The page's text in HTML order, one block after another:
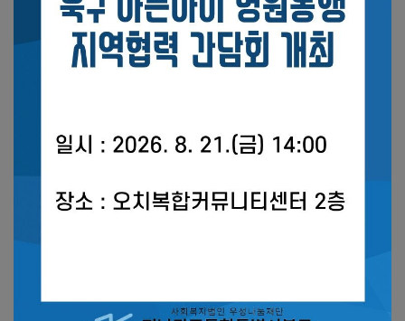
전남광주통합특별시 북구 서하로194번길6, 1층(오치동, 삐뽀삐뽀 아이돌봄센터)
카드뉴스